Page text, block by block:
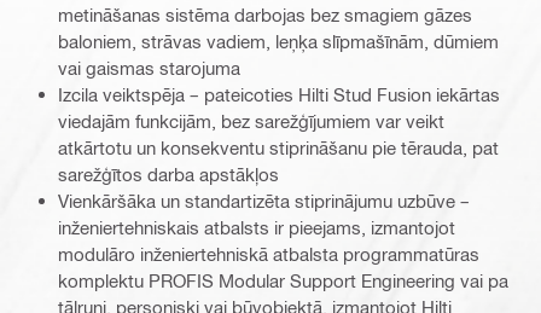
metināšanas sistēma darbojas bez smagiem gāzes
baloniem, strāvas vadiem, leņķa slīpmašīnām, dūmiem
vai gaismas starojuma
Izcila veiktspēja – pateicoties Hilti Stud Fusion iekārtas
viedajām funkcijām, bez sarežģījumiem var veikt
atkārtotu un konsekventu stiprināšanu pie tērauda, pat
sarežģītos darba apstākļos
Vienkāršāka un standartizēta stiprinājumu uzbūve –
inženiertehniskais atbalsts ir pieejams, izmantojot
modulāro inženiertehniskā atbalsta programmatūras
komplektu PROFIS Modular Support Engineering vai pa
tālruni, personiski vai būvobjektā, izmantojot Hilti